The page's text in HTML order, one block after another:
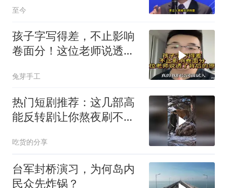
至今
孩子字写得差，不止影响
卷面分！这位老师说透了
兔芽手工
热门短剧推荐：这几部高
能反转剧让你熬夜刷不
吃货的分享
台军封桥演习，为何岛内
民众先炸锅？